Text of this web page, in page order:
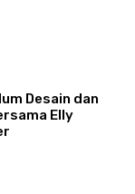
Desain dan
Elly